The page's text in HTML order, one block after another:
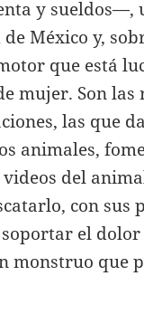
y sueldos—,
México y,
que está
mujer. Son las
las que
animales,
videos del
con sus
el
monstruo que